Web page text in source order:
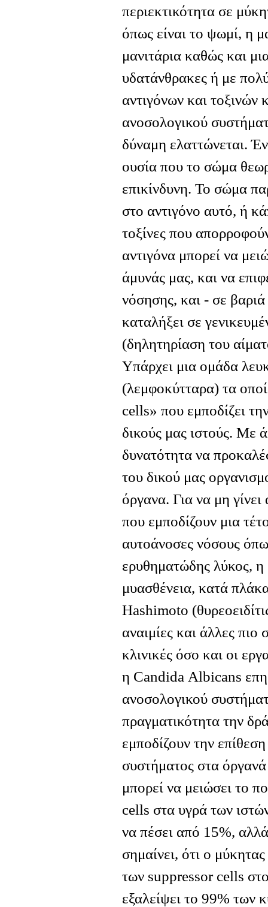
περιεκτικότητα σε
όπως είναι το ψωμί, η
μανιτάρια καθώς και
υδατάνθρακες ή με
αντιγόνων και
ανοσολογικού
δύναμη ελαττώνεται.
ουσία που το σώμα
επικίνδυνη. Το σώμα
στο αντιγόνο αυτό, ή
τοξίνες που
αντιγόνα μπορεί να
άμυνάς μας, και να
νόσησης, και - σε
καταλήξει σε
(δηλητηρίαση του
Υπάρχει μια ομάδα
(λεμφοκύτταρα) τα
cells» που εμποδίζει
δικούς μας ιστούς. Με
δυνατότητα να
του δικού μας
όργανα. Για να μη
που εμποδίζουν μια
αυτοάνοσες νόσους
ερυθηματώδης λύκος, η
μυασθένεια, κατά
Hashimoto
αναιμίες και άλλες πιο
κλινικές όσο και οι
η Candida Αlbicans
ανοσολογικού
πραγματικότητα την
εμποδίζουν την
συστήματος στα
μπορεί να μειώσει το
cells στα υγρά των
να πέσει από 15%,
σημαίνει, ότι ο
των suppressor cells
εξαλείψει το 99% των